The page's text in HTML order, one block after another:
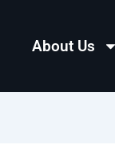
About Us